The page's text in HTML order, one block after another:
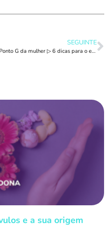
SEGUINTE
Ponto G da mulher ▷ 6 dicas para o estimular
e a sua origem